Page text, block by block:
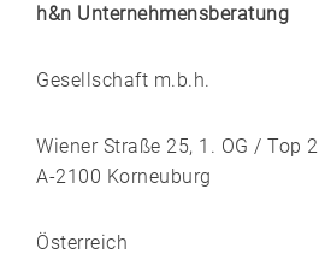
h&n Unternehmensberatung
Gesellschaft m.b.h.
Wiener Straße 25, 1. OG / Top 2
A-2100 Korneuburg
Österreich